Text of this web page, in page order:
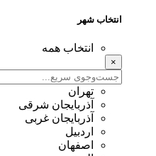
انتخاب شهر
انتخاب همه
×
تهران
آذربایجان شرقی
آذربایجان غربی
اردبیل
اصفهان